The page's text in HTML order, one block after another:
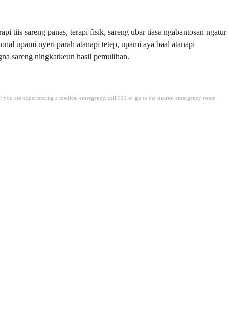
tiis sareng panas, terapi fisik, sareng ubar tiasa ngabantosan ngatur
upami nyeri parah atanapi tetep, upami aya baal atanapi
sareng ningkatkeun hasil pemulihan.
are experiencing a medical emergency, call 911 or go to the nearest emergency room